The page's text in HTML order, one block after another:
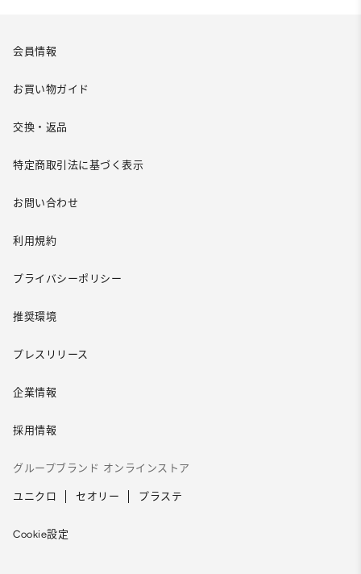
会員情報
お買い物ガイド
交換・返品
特定商取引法に基づく表示
お問い合わせ
利用規約
プライバシーポリシー
推奨環境
プレスリリース
企業情報
採用情報
グループブランド オンラインストア
ユニクロ セオリー プラステ
Cookie設定